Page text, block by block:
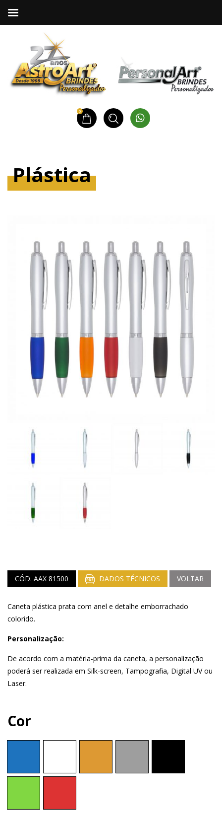
0
Plástica
CÓD. AAX 81500 DADOS TÉCNICOS VOLTAR
Caneta plástica prata com anel e detalhe emborrachado
colorido.
Personalização:
De acordo com a matéria-prima da caneta, a personalização
poderá ser realizada em Silk-screen, Tampografia, Digital UV ou
Laser.
Cor